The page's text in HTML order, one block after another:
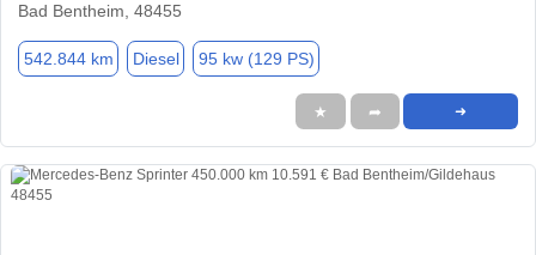
Bad Bentheim, 48455
542.844 km Diesel 95 kw (129 PS)
★ ➦ ➜